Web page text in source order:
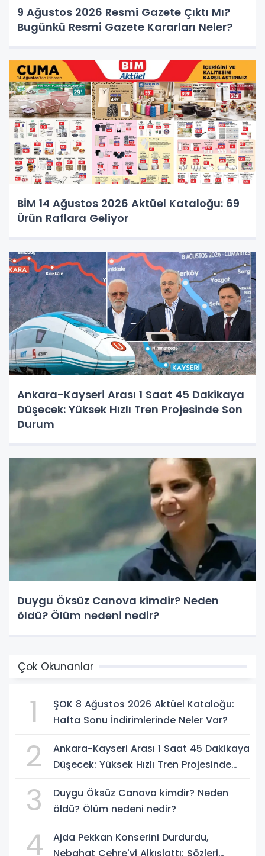
9 Ağustos 2026 Resmi Gazete Çıktı Mı?
Bugünkü Resmi Gazete Kararları Neler?
BİM 14 Ağustos 2026 Aktüel Kataloğu: 69
Ürün Raflara Geliyor
Ankara-Kayseri Arası 1 Saat 45 Dakikaya
Düşecek: Yüksek Hızlı Tren Projesinde Son
Durum
Duygu Öksüz Canova kimdir? Neden
öldü? Ölüm nedeni nedir?
Çok Okunanlar
1
ŞOK 8 Ağustos 2026 Aktüel Kataloğu:
Hafta Sonu İndirimlerinde Neler Var?
2
Ankara-Kayseri Arası 1 Saat 45 Dakikaya
Düşecek: Yüksek Hızlı Tren Projesinde
3
Duygu Öksüz Canova kimdir? Neden
öldü? Ölüm nedeni nedir?
4
Ajda Pekkan Konserini Durdurdu,
Nebahat Çehre'yi Alkışlattı: Sözleri